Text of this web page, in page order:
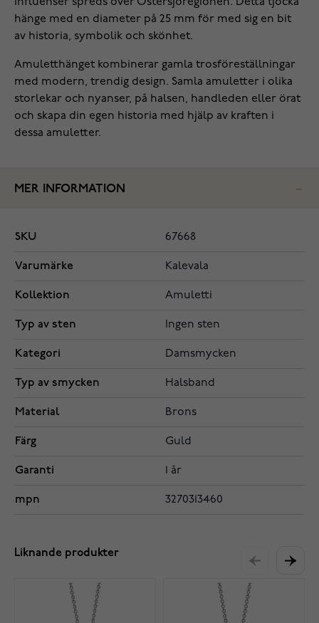
influenser spreds över Östersjöregionen. Detta tjocka
hänge med en diameter på 25 mm för med sig en bit
av historia, symbolik och skönhet.
Amuletthänget kombinerar gamla trosföreställningar
med modern, trendig design. Samla amuletter i olika
storlekar och nyanser, på halsen, handleden eller örat
och skapa din egen historia med hjälp av kraften i
dessa amuletter.
MER INFORMATION
SKU 67668
Varumärke Kalevala
Kollektion Amuletti
Typ av sten Ingen sten
Kategori Damsmycken
Typ av smycken Halsband
Material Brons
Färg Guld
Garanti 1 år
mpn 3270313460
Liknande produkter